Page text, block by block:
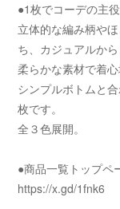
●1枚でコーデの主
立体的な編み柄や
ち、カジュアルか
柔らかな素材で着心
シンプルボトムと
枚です。
全３色展開。
●商品一覧トップペ
https://x.gd/1fnk6